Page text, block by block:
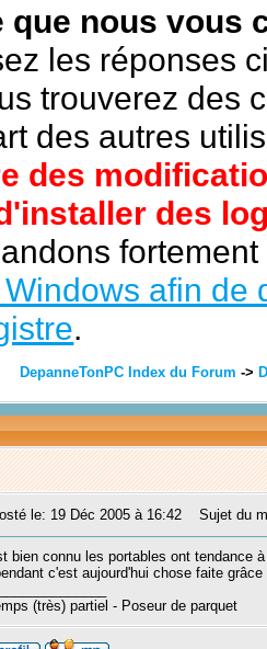
que nous vous
les réponses
trouverez des
des autres
des
des
afin de
.
DepanneTonPC Index du Forum ->
le: 19 Déc 2005 à 16:42 Sujet du
bien connu les portables ont tendance
c'est aujourd'hui chose faite
(très) partiel - Poseur de parquet